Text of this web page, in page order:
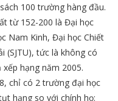
100 trường hàng đầu.
từ 152-200 là Đại học
Nam Kinh, Đại học Chiết
(SJTU), tức là không có
hạng năm 2005.
chỉ có 2 trường đại học
hạng so với chính họ: